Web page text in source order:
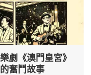
劇《澳門皇宮》
奮鬥故事